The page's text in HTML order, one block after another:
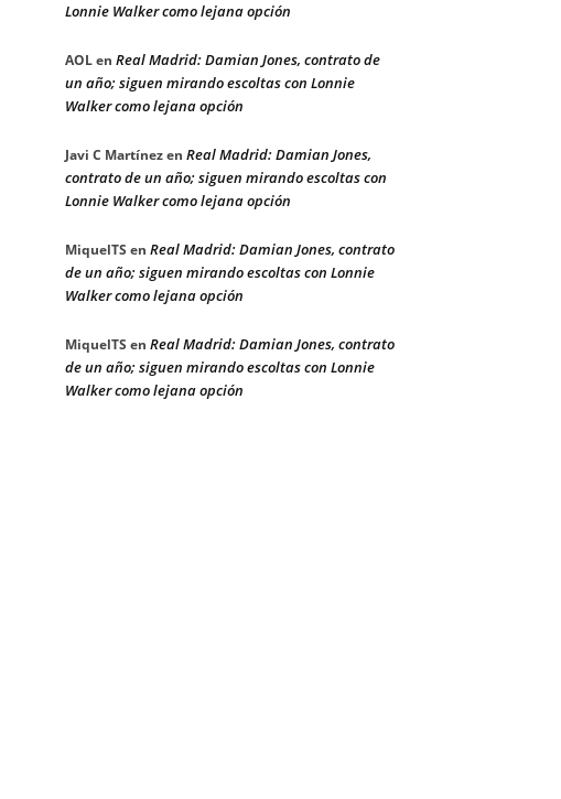
Lonnie Walker como lejana opción
AOLen Real Madrid: Damian Jones, contrato de
un año; siguen mirando escoltas con Lonnie
Walker como lejana opción
Javi C Martínezen Real Madrid: Damian Jones,
contrato de un año; siguen mirando escoltas con
Lonnie Walker como lejana opción
MiquelTS en Real Madrid: Damian Jones, contrato
de un año; siguen mirando escoltas con Lonnie
Walker como lejana opción
MiquelTS en Real Madrid: Damian Jones, contrato
de un año; siguen mirando escoltas con Lonnie
Walker como lejana opción